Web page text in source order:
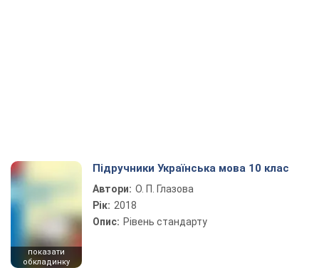
показати
обкладинку
Підручники Українська мова 10 клас
Автори: О. П. Глазова
Рік: 2018
Опис: Рівень стандарту